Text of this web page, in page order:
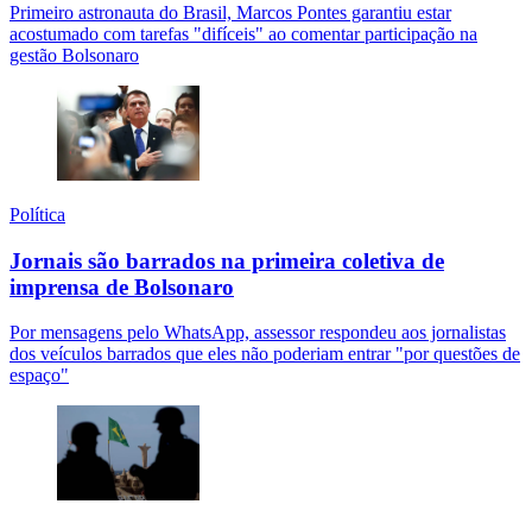
Primeiro astronauta do Brasil, Marcos Pontes garantiu estar
acostumado com tarefas "difíceis" ao comentar participação na
gestão Bolsonaro
Política
Jornais são barrados na primeira coletiva de
imprensa de Bolsonaro
Por mensagens pelo WhatsApp, assessor respondeu aos jornalistas
dos veículos barrados que eles não poderiam entrar "por questões de
espaço"